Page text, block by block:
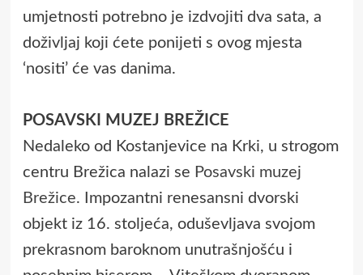
umjetnosti potrebno je izdvojiti dva sata, a
doživljaj koji ćete ponijeti s ovog mjesta
‘nositi’ će vas danima.
POSAVSKI MUZEJ BREŽICE
Nedaleko od Kostanjevice na Krki, u strogom
centru Brežica nalazi se Posavski muzej
Brežice. Impozantni renesansni dvorski
objekt iz 16. stoljeća, oduševljava svojom
prekrasnom baroknom unutrašnjošću i